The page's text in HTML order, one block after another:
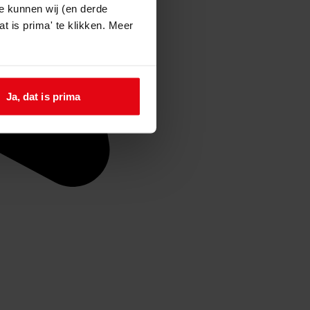
kunnen wij (en derde
is prima' te klikken. Meer
Ja, dat is prima